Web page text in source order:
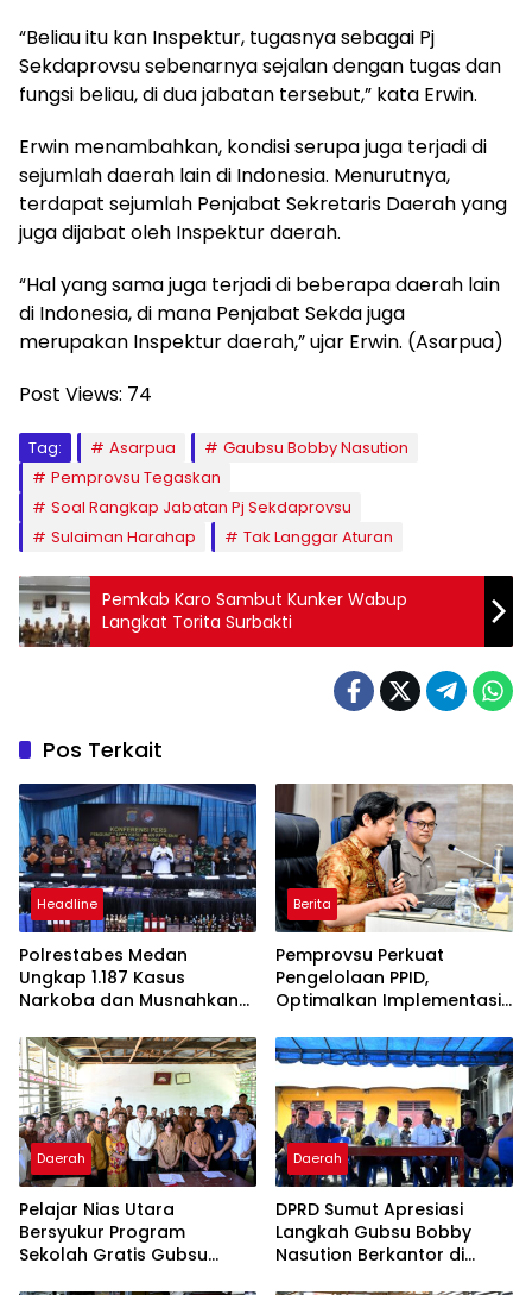
“Beliau itu kan Inspektur, tugasnya sebagai Pj
Sekdaprovsu sebenarnya sejalan dengan tugas dan
fungsi beliau, di dua jabatan tersebut,” kata Erwin.
Erwin menambahkan, kondisi serupa juga terjadi di
sejumlah daerah lain di Indonesia. Menurutnya,
terdapat sejumlah Penjabat Sekretaris Daerah yang
juga dijabat oleh Inspektur daerah.
“Hal yang sama juga terjadi di beberapa daerah lain
di Indonesia, di mana Penjabat Sekda juga
merupakan Inspektur daerah,” ujar Erwin. (Asarpua)
Post Views: 74
Tag: Asarpua
Gaubsu Bobby Nasution
Pemprovsu Tegaskan
Soal Rangkap Jabatan Pj Sekdaprovsu
Sulaiman Harahap
Tak Langgar Aturan
Pemkab Karo Sambut Kunker Wabup
Langkat Torita Surbakti
Pos Terkait
Headline
Polrestabes Medan
Ungkap 1.187 Kasus
Narkoba dan Musnahkan
Bukti
Berita
Pemprovsu Perkuat
Pengelolaan PPID,
Optimalkan Implementasi
Tahun 2026
Daerah
Pelajar Nias Utara
Bersyukur Program
Sekolah Gratis Gubsu
Daerah
DPRD Sumut Apresiasi
Langkah Gubsu Bobby
Nasution Berkantor di